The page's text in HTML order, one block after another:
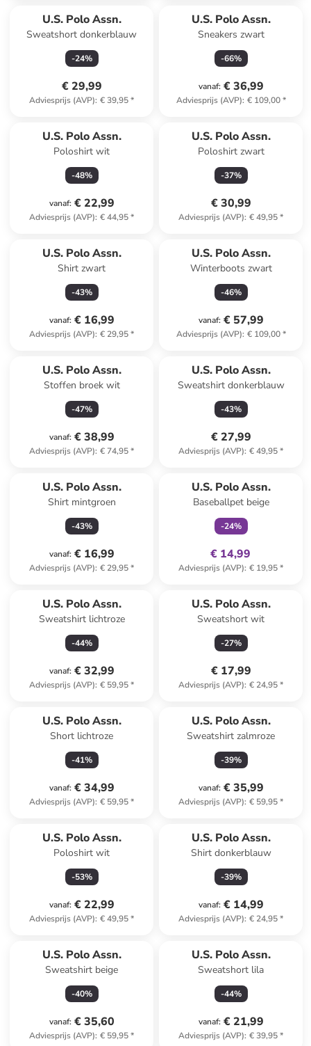
U.S. Polo Assn.
Sweatshort donkerblauw
-24%
€ 29,99
Adviesprijs (AVP): € 39,95*
U.S. Polo Assn.
Sneakers zwart
-66%
vanaf: € 36,99
Adviesprijs (AVP): € 109,00*
U.S. Polo Assn.
Poloshirt wit
-48%
vanaf: € 22,99
Adviesprijs (AVP): € 44,95*
U.S. Polo Assn.
Poloshirt zwart
-37%
€ 30,99
Adviesprijs (AVP): € 49,95*
U.S. Polo Assn.
Shirt zwart
-43%
vanaf: € 16,99
Adviesprijs (AVP): € 29,95*
U.S. Polo Assn.
Winterboots zwart
-46%
vanaf: € 57,99
Adviesprijs (AVP): € 109,00*
U.S. Polo Assn.
Stoffen broek wit
-47%
vanaf: € 38,99
Adviesprijs (AVP): € 74,95*
U.S. Polo Assn.
Sweatshirt donkerblauw
-43%
€ 27,99
Adviesprijs (AVP): € 49,95*
U.S. Polo Assn.
Shirt mintgroen
-43%
vanaf: € 16,99
Adviesprijs (AVP): € 29,95*
U.S. Polo Assn.
Baseballpet beige
-24%
€ 14,99
Adviesprijs (AVP): € 19,95*
U.S. Polo Assn.
Sweatshirt lichtroze
-44%
vanaf: € 32,99
Adviesprijs (AVP): € 59,95*
U.S. Polo Assn.
Sweatshort wit
-27%
€ 17,99
Adviesprijs (AVP): € 24,95*
U.S. Polo Assn.
Short lichtroze
-41%
vanaf: € 34,99
Adviesprijs (AVP): € 59,95*
U.S. Polo Assn.
Sweatshirt zalmroze
-39%
vanaf: € 35,99
Adviesprijs (AVP): € 59,95*
U.S. Polo Assn.
Poloshirt wit
-53%
vanaf: € 22,99
Adviesprijs (AVP): € 49,95*
U.S. Polo Assn.
Shirt donkerblauw
-39%
vanaf: € 14,99
Adviesprijs (AVP): € 24,95*
U.S. Polo Assn.
Sweatshirt beige
-40%
vanaf: € 35,60
Adviesprijs (AVP): € 59,95*
U.S. Polo Assn.
Sweatshort lila
-44%
vanaf: € 21,99
Adviesprijs (AVP): € 39,95*